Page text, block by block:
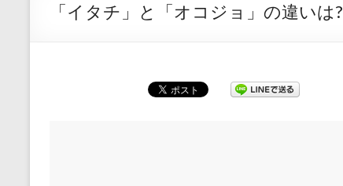
「イタチ」と「オコジョ」の違いは?